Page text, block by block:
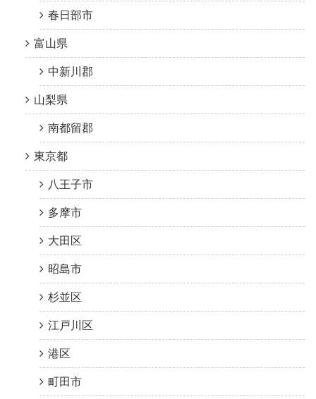
春日部市
富山県
中新川郡
山梨県
南都留郡
東京都
八王子市
多摩市
大田区
昭島市
杉並区
江戸川区
港区
町田市